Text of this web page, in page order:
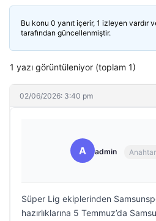
Bu konu 0 yanıt içerir, 1 izleyen vardır
tarafından güncellenmiştir.
1 yazı görüntüleniyor (toplam 1)
02/06/2026: 3:40 pm
A admin
Süper Lig ekiplerinden
hazırlıklarına 5 Temmuz’da